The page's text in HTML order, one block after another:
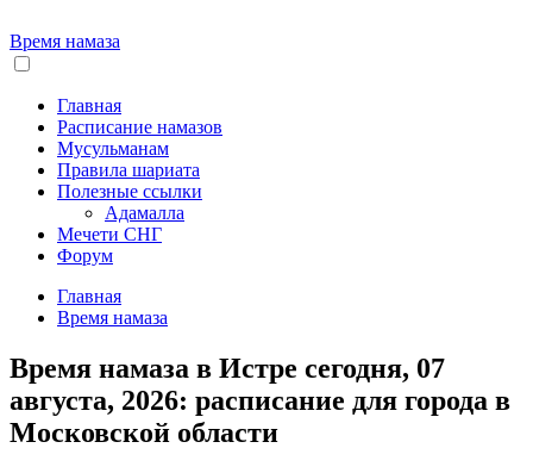
Время намаза
Главная
Расписание намазов
Мусульманам
Правила шариата
Полезные ссылки
Адамалла
Мечети СНГ
Форум
Главная
Время намаза
Время намаза в Истре сегодня, 07
августа, 2026: расписание для города в
Московской области